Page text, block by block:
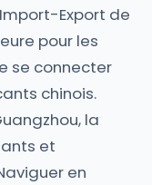
Export de
pour les
se connecter
chinois.
la
et
en